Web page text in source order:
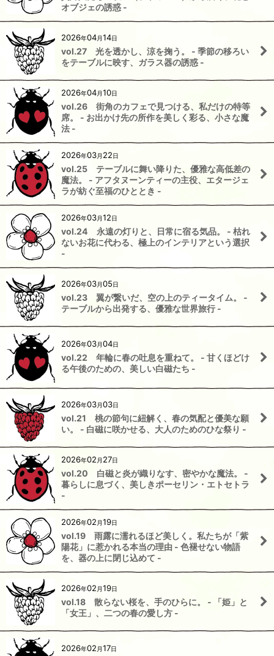
オブジェの誘惑 -
2026年04月14日
vol.27 光を透かし、涼を掬う。 - 季節の移ろい
をテーブルに映す、ガラス器の誘惑 -
2026年04月10日
vol.26 街角のカフェで見つける、私だけの特等
席。 - お出かけ先の所作を美しく彩る、小さな魔
法 -
2026年03月 22日
vol.25 テーブルに舞い降りた、優雅な高低差の
魔法。 - アフタヌーンティーの主役、エタージェ
ラが紡ぐ至福のひととき -
2026年03月12日
vol.24 永遠の灯りと、日常に宿る気品。 - 枯れ
ないお花に代わる、極上のインテリアという選択
-
2026年03月05日
vol.23 翼が繋いだ、空の上のティータイム。 -
テーブルから出発する、優雅な世界旅行 -
2026年03月04日
vol.22 年輪に春の吐息を重ねて。 - 甘くほどけ
る午後のための、美しい白磁たち -
2026年03月03日
vol.21 桃の節句に紐解く、春の気配と優美な願
い。 - 白磁に咲かせる、大人のためのひな祭り -
2026年02 月 27日
vol.20 白磁と炎が織りなす、密やかな魔法。 -
暮らしに息づく、美しきポーセリン・エトセトラ
-
2026年02 月19日
vol.19 雨露に濡れるほど美しく。私たちが「紫
陽花」に惹かれる本当の理由 - 色褪せない物語
を、器の上に閉じ込めて -
2026年02 月19日
vol.18 散らない桜を、手のひらに。 - 「姫」と
「女王」、二つの春の愛し方 -
2026年02 月17日